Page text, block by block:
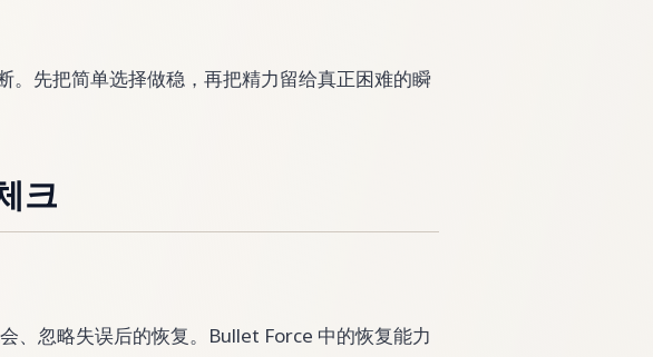
。先把简单选择做稳，再把精力留给真正困难的瞬
크
、忽略失误后的恢复。Bullet Force 中的恢复能力